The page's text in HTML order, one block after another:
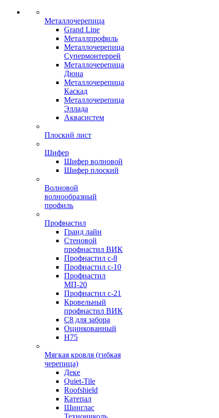
Металлочерепица
Grand Line
Металлпрофиль
Металлочерепица
Супермонтеррей
Металлочерепица
Дюна
Металлочерепица
Каскад
Металлочерепица
Эллада
Аквасистем
Плоский лист
Шифер
Шифер волновой
Шифер плоский
Волновой
волнообразный
профиль
Профнастил
Гранд лайн
Стеновой
профнастил ВИК
Профнастил с-8
Профнастил с-10
Профнастил
МП-20
Профнастил с-21
Кровельный
профнастил ВИК
С8 для забора
Оцинкованный
Н75
Мягкая кровля (гибкая
черепица)
Деке
Quiet-Tile
Roofshield
Катепал
Шинглас
Технониколь